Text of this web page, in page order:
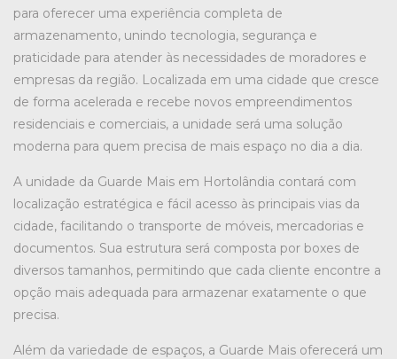
para oferecer uma experiência completa de
armazenamento, unindo tecnologia, segurança e
praticidade para atender às necessidades de moradores e
empresas da região. Localizada em uma cidade que cresce
de forma acelerada e recebe novos empreendimentos
residenciais e comerciais, a unidade será uma solução
moderna para quem precisa de mais espaço no dia a dia.
A unidade da Guarde Mais em Hortolândia contará com
localização estratégica e fácil acesso às principais vias da
cidade, facilitando o transporte de móveis, mercadorias e
documentos. Sua estrutura será composta por boxes de
diversos tamanhos, permitindo que cada cliente encontre a
opção mais adequada para armazenar exatamente o que
precisa.
Além da variedade de espaços, a Guarde Mais oferecerá um